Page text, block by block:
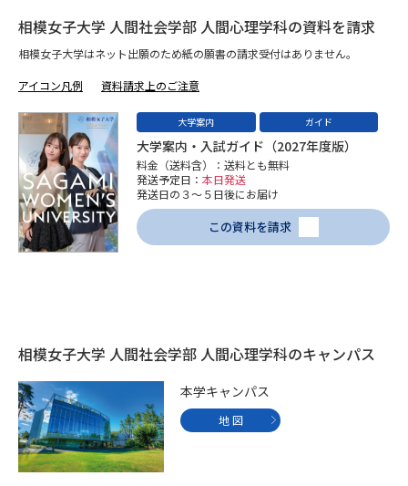
志望校・出願校を調べる
併願校選び 受験スケジュールを立てよう
先輩が入学を決めた理由 テレメール全国一斉進学調査
新生活お役立ちガイド
学問のミニ講義「夢ナビ講義」 学問分野解説
学問の教科書
相模女子大学 人間社会学部 人間心理学科の資料を請求
相模女子大学はネット出願のため紙の願書の請求受付はありません。
アイコン凡例 資料請求上のご注意
大学案内 ガイド
大学案内・入試ガイド（2027年度版）
料金（送料含）：送料とも無料
発送予定日： 本日発送
発送日の３～５日後にお届け
この資料を請求
相模女子大学 人間社会学部 人間心理学科のキャンパス
本学キャンパス
地 図